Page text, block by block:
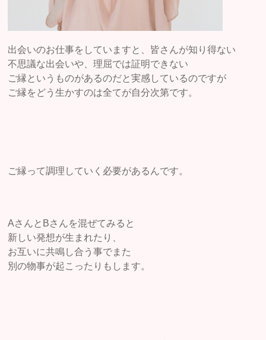
出会いのお仕事をしていますと、皆さんが知り得ない
不思議な出会いや、理屈では証明できない
ご縁というものがあるのだと実感しているのですが
ご縁をどう生かすのは全てが自分次第です。
ご縁って調理していく必要があるんです。
AさんとBさんを混ぜてみると
新しい発想が生まれたり、
お互いに共鳴し合う事でまた
別の物事が起こったりもします。